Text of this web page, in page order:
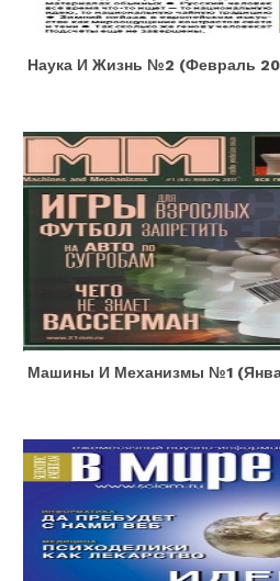
Наука И Жизнь №2 (февраль
Машины И Механизмы №1